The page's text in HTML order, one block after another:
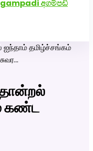
අගම්පඩි
தமிழ்ச்சங்கம்
கண்ட